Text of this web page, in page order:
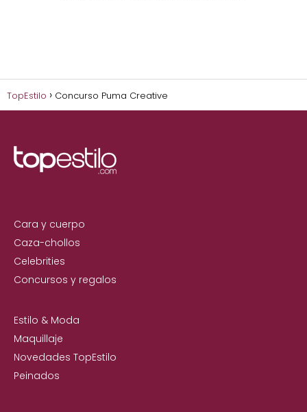
TopEstilo Concurso Puma Creative
Cara y cuerpo
Caza-chollos
Celebrities
Concursos y regalos
Estilo & Moda
Maquillaje
Novedades TopEstilo
Peinados